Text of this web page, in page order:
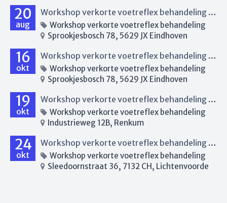
20
aug
Workshop verkorte voetreflex behandeling Eindhoven
Workshop verkorte voetreflex behandeling
Sprookjesbosch 78, 5629 JX Eindhoven
16
okt
Workshop verkorte voetreflex behandeling Eindhoven
Workshop verkorte voetreflex behandeling
Sprookjesbosch 78, 5629 JX Eindhoven
19
okt
Workshop verkorte voetreflex behandeling Renkum
Workshop verkorte voetreflex behandeling
Industrieweg 12B, Renkum
24
okt
Workshop verkorte voetreflex behandeling Lichtenvoorde
Workshop verkorte voetreflex behandeling
Sleedoornstraat 36, 7132 CH, Lichtenvoorde